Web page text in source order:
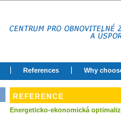
References Why
REFERENCE
Energeticko-ekonomická